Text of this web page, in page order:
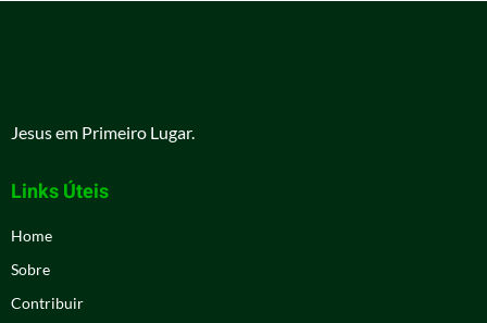
Jesus em Primeiro Lugar.
Links Úteis
Home
Sobre
Contribuir